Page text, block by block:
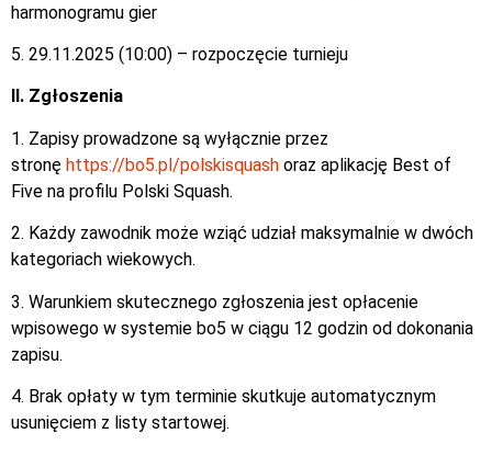
harmonogramu gier
5. 29.11.2025 (10:00) – rozpoczęcie turnieju
II. Zgłoszenia
1. Zapisy prowadzone są wyłącznie przez
stronę https://bo5.pl/polskisquash oraz aplikację Best of
Five na profilu Polski Squash.
2. Każdy zawodnik może wziąć udział maksymalnie w dwóch
kategoriach wiekowych.
3. Warunkiem skutecznego zgłoszenia jest opłacenie
wpisowego w systemie bo5 w ciągu 12 godzin od dokonania
zapisu.
4. Brak opłaty w tym terminie skutkuje automatycznym
usunięciem z listy startowej.